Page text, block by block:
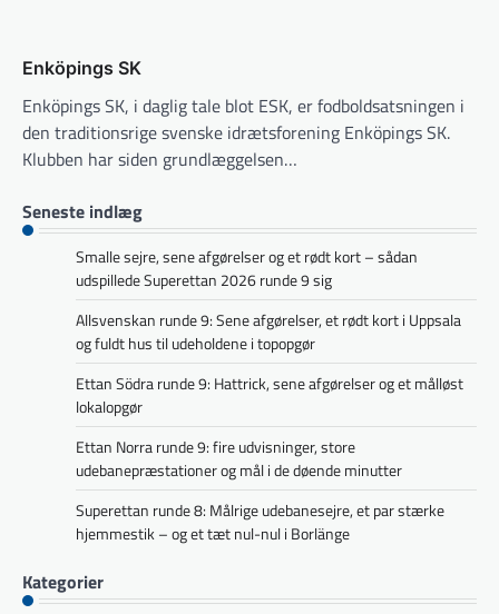
Enköpings SK
Enköpings SK, i daglig tale blot ESK, er fodboldsatsningen i
den traditionsrige svenske idrætsforening Enköpings SK.
Klubben har siden grundlæggelsen…
Seneste indlæg
Smalle sejre, sene afgørelser og et rødt kort – sådan
udspillede Superettan 2026 runde 9 sig
Allsvenskan runde 9: Sene afgørelser, et rødt kort i Uppsala
og fuldt hus til udeholdene i topopgør
Ettan Södra runde 9: Hattrick, sene afgørelser og et målløst
lokalopgør
Ettan Norra runde 9: fire udvisninger, store
udebanepræstationer og mål i de døende minutter
Superettan runde 8: Målrige udebanesejre, et par stærke
hjemmestik – og et tæt nul-nul i Borlänge
Kategorier